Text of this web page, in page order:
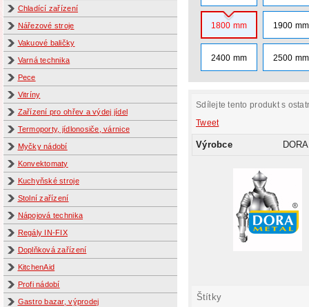
Chladící zařízení
Nářezové stroje
Vakuové baličky
Varná technika
Pece
Vitríny
Zařízení pro ohřev a výdej jídel
Termoporty, jídlonosiče, várnice
Myčky nádobí
Konvektomaty
Kuchyňské stroje
Stolní zařízení
Nápojová technika
Regály IN-FIX
Doplňková zařízení
KitchenAid
Profi nádobí
Gastro bazar, výprodej
1800 mm 1900 mm
2400 mm 2500 mm
Sdílejte tento produkt s
Tweet
Výrobce
Štítky